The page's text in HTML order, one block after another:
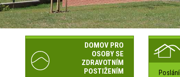
DOMOV PRO
OSOBY SE
ZDRAVOTNÍM
POSTIŽENÍM